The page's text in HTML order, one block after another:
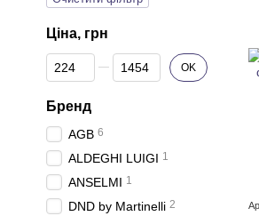
Ціна, грн
Від Ціна, грн
До Ціна, грн OK
Бренд
AGB 6
ALDEGHI LUIGI 1
ANSELMI 1
DND by Martinelli 2